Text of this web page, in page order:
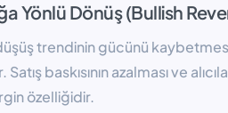
Yönlü Dönüş (Bullish
trendinin gücünü
Satış baskısının azalması ve
özelliğidir.